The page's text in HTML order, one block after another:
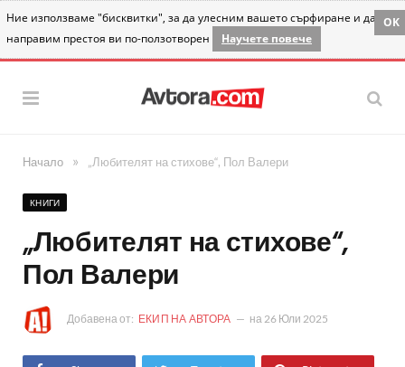
Ние използваме "бисквитки", за да улесним вашето сърфиране и да
направим престоя ви по-ползотворен
Научете повече
OK
Начало » „Любителят на стихове“, Пол Валери
КНИГИ
„Любителят на стихове“,
Пол Валери
Добавена от: ЕКИП НА АВТОРА на 26 Юли 2025